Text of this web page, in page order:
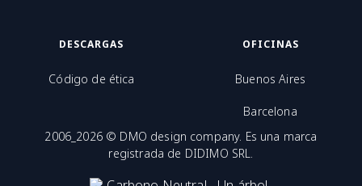
DESCARGAS
Código de ética
OFICINAS
Buenos Aires
Barcelona
2006_2026 © DMO design company. Es una marca
registrada de DIDIMO SRL.